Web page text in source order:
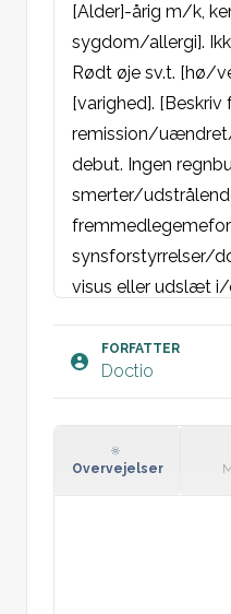
[Alder]-årig m/k,
sygdom/allergi].
Rødt øje sv.t. [hø/
[varighed]. [Beskriv
remission/
debut. Ingen
smerter/
synsforstyrrelser/
visus eller udslæt i/
eller
Ikke udsat for
Almentilstand:
FORFATTER
Doctio
Overvejelser